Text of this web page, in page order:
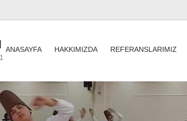
ANASAYFA HAKKIMIZDA REFERANSLARIMIZ